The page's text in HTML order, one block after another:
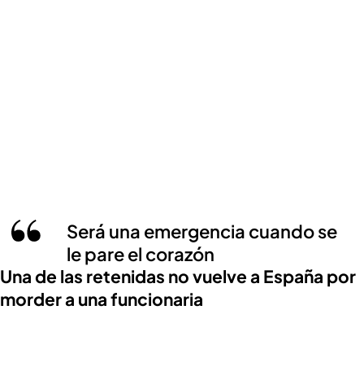
Será una emergencia cuando se
le pare el corazón
Una de las retenidas no vuelve a España por
morder a una funcionaria